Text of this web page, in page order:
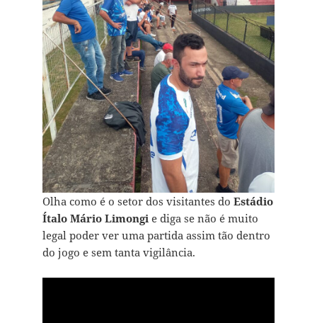
Olha como é o setor dos visitantes do Estádio
Ítalo Mário Limongie diga se não é muito
legal poder ver uma partida assim tão dentro
do jogo e sem tanta vigilância.